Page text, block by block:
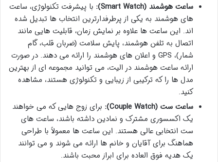
ساعت هوشمند (Smart Watch):
با پیشرفت تکنولوژی، ساعت
های هوشمند به یکی از پرطرفدارترین انتخاب ها تبدیل شده
اند. این ساعت ها علاوه بر نمایش زمان، قابلیت هایی مانند
اتصال به تلفن هوشمند، پایش سلامت (ضربان قلب، گام
شمار)، GPS و اعلان های هوشمند را ارائه می دهند. در صورت
ارائه ساعت هوشمند در الیت، می توانید مجموعه ای از بهترین
مدل ها را که ترکیبی از زیبایی و تکنولوژی هستند، مشاهده
کنید.
ساعت ست (Couple Watch):
برای زوج هایی که می خواهند
یک اکسسوری مشترک و نمادین داشته باشند، ساعت های
ست انتخابی عالی هستند. این ساعت ها معمولاً با طراحی
هماهنگ برای آقایان و خانم ها ارائه می شوند و می توانند
یک هدیه فوق العاده برای ابراز محبت باشند.